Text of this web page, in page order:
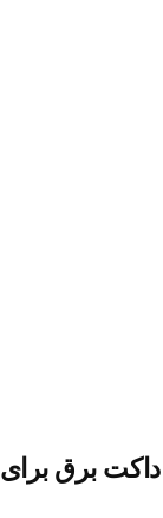
داکت برق برای